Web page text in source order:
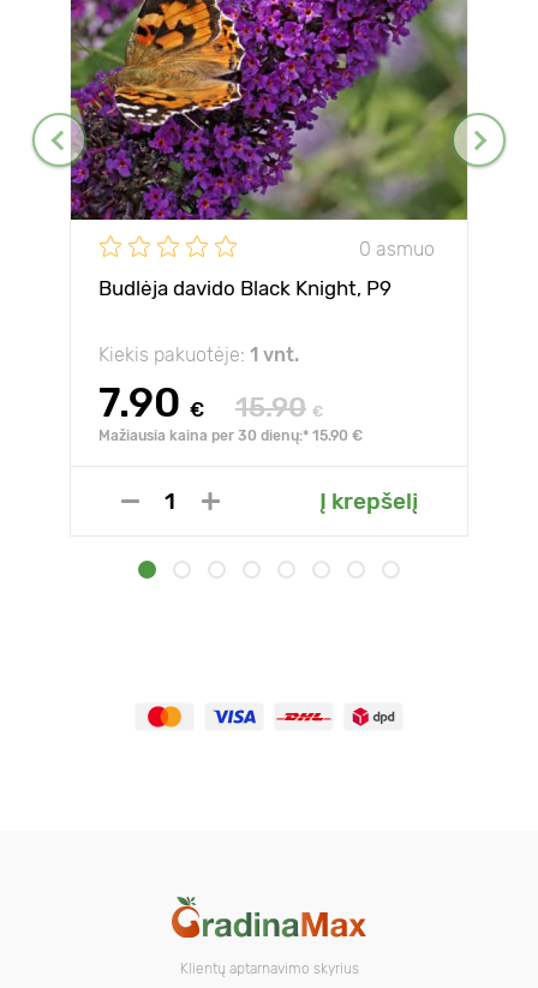
0 asmuo
Budlėja davido Black Knight, P9
Kiekis pakuotėje: 1 vnt.
7.90 € 15.90 €
Mažiausia kaina per 30 dienų:* 15.90 €
Į krepšelį
Klientų aptarnavimo skyrius